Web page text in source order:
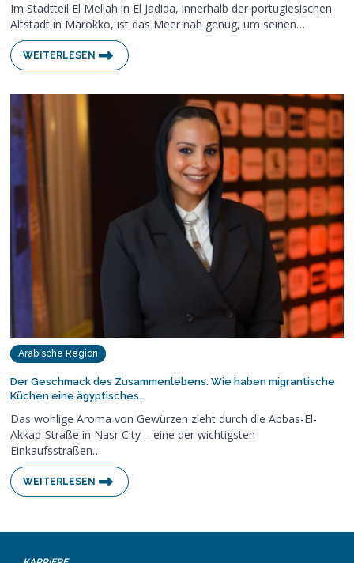
Im Stadtteil El Mellah in El Jadida, innerhalb der portugiesischen
Altstadt in Marokko, ist das Meer nah genug, um seinen…
WEITERLESEN
Arabische Region
Der Geschmack des Zusammenlebens: Wie haben migrantische
Küchen eine ägyptisches…
Das wohlige Aroma von Gewürzen zieht durch die Abbas-El-
Akkad-Straße in Nasr City – eine der wichtigsten
Einkaufsstraßen…
WEITERLESEN